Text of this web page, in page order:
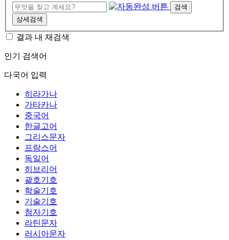
검색
상세검색
결과 내 재검색
인기 검색어
다국어 입력
히라가나
가타카나
중국어
한글고어
그리스문자
프랑스어
독일어
히브리어
괄호기호
학술기호
기술기호
첨자기호
라틴문자
러시아문자